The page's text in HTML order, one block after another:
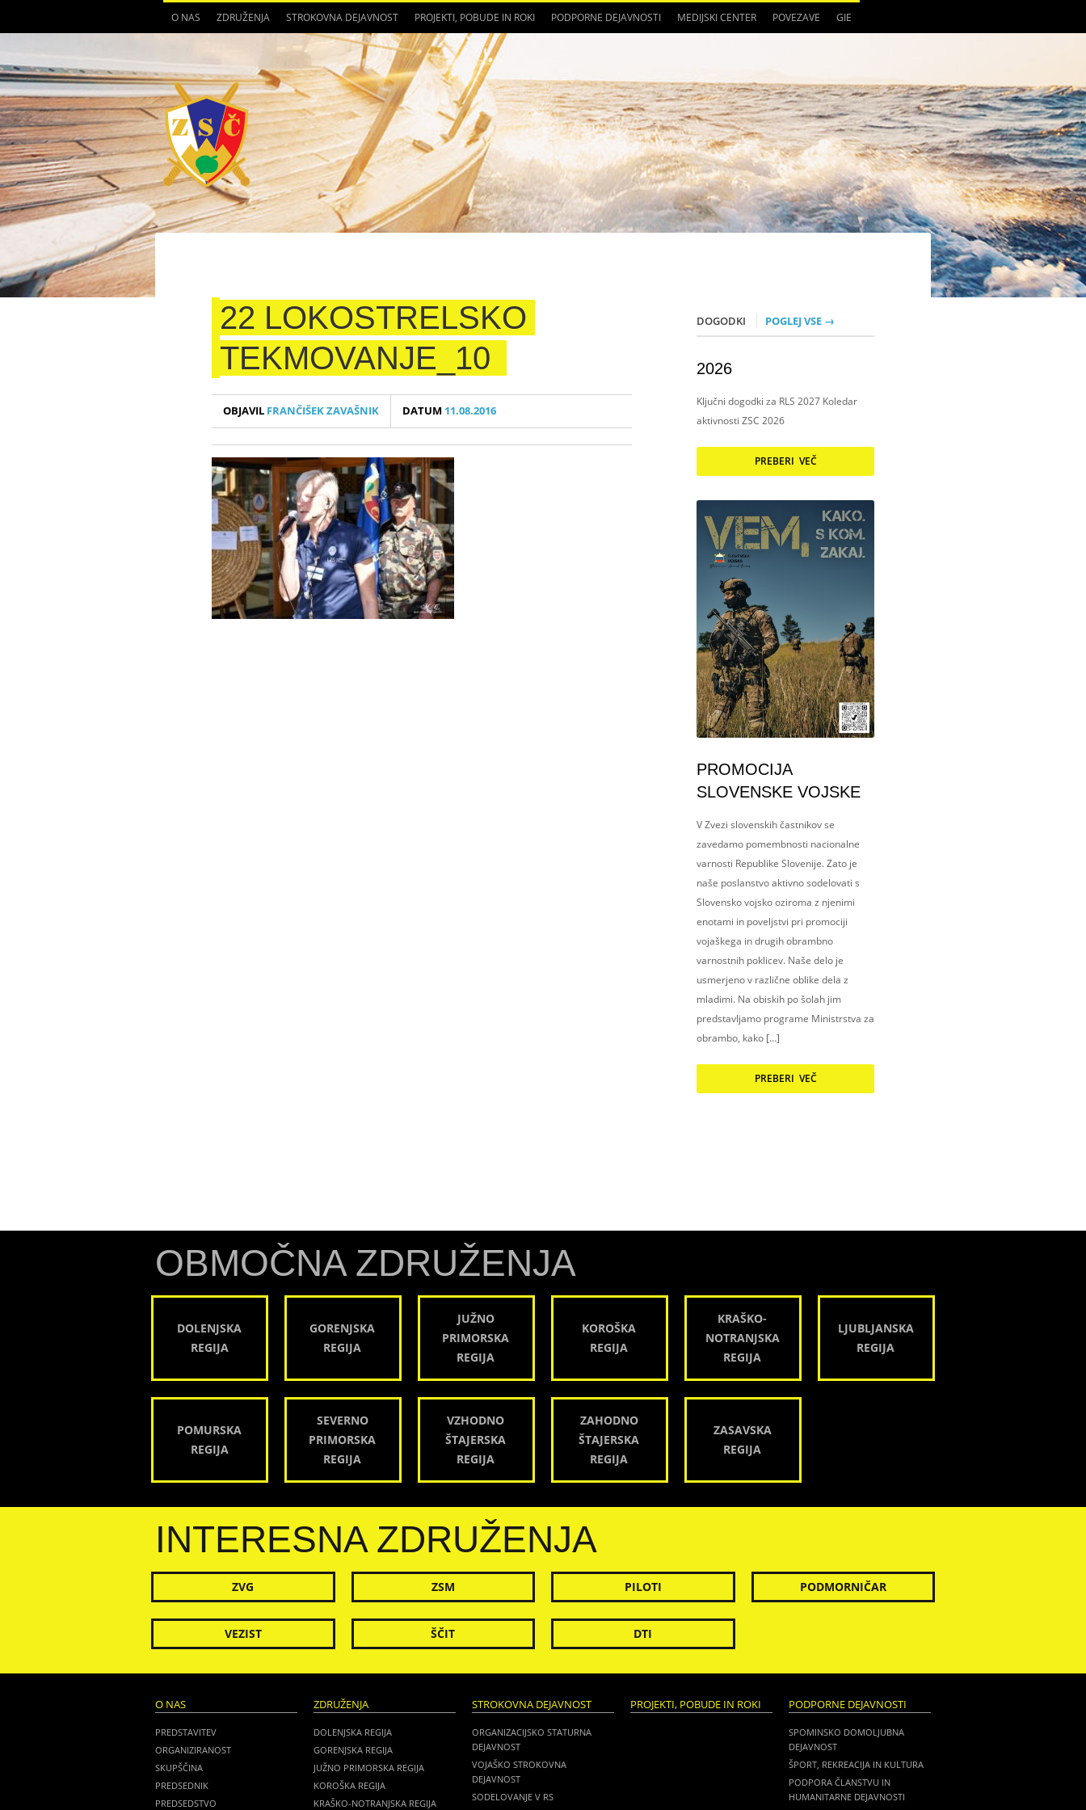
O NAS ZDRUŽENJA STROKOVNA DEJAVNOST PROJEKTI, POBUDE IN ROKI PODPORNE DEJAVNOSTI MEDIJSKI CENTER POVEZAVE GIE
22 LOKOSTRELSKO
TEKMOVANJE_10
OBJAVIL FRANČIŠEK ZAVAŠNIK DATUM 11.08.2016
DOGODKI POGLEJ VSE →
2026
Ključni dogodki za RLS 2027 Koledar
aktivnosti ZSC 2026
PREBERI VEČ
PROMOCIJA
SLOVENSKE VOJSKE
V Zvezi slovenskih častnikov se
zavedamo pomembnosti nacionalne
varnosti Republike Slovenije. Zato je
naše poslanstvo aktivno sodelovati s
Slovensko vojsko oziroma z njenimi
enotami in poveljstvi pri promociji
vojaškega in drugih obrambno
varnostnih poklicev. Naše delo je
usmerjeno v različne oblike dela z
mladimi. Na obiskih po šolah jim
predstavljamo programe Ministrstva za
obrambo, kako […]
PREBERI VEČ
OBMOČNA ZDRUŽENJA
DOLENJSKA
REGIJA
GORENJSKA
REGIJA
JUŽNO
PRIMORSKA
REGIJA
KOROŠKA
REGIJA
KRAŠKO-
NOTRANJSKA
REGIJA
LJUBLJANSKA
REGIJA
POMURSKA
REGIJA
SEVERNO
PRIMORSKA
REGIJA
VZHODNO
ŠTAJERSKA
REGIJA
ZAHODNO
ŠTAJERSKA
REGIJA
ZASAVSKA
REGIJA
INTERESNA ZDRUŽENJA
ZVG ZSM PILOTI PODMORNIČAR
VEZIST ŠČIT DTI
O NAS
PREDSTAVITEV
ORGANIZIRANOST
SKUPŠČINA
PREDSEDNIK
PREDSEDSTVO
ZDRUŽENJA
DOLENJSKA REGIJA
GORENJSKA REGIJA
JUŽNO PRIMORSKA REGIJA
KOROŠKA REGIJA
KRAŠKO-NOTRANJSKA REGIJA
STROKOVNA DEJAVNOST
ORGANIZACIJSKO STATURNA
DEJAVNOST
VOJAŠKO STROKOVNA
DEJAVNOST
SODELOVANJE V RS
PROJEKTI, POBUDE IN ROKI PODPORNE DEJAVNOSTI
SPOMINSKO DOMOLJUBNA
DEJAVNOST
ŠPORT, REKREACIJA IN KULTURA
PODPORA ČLANSTVU IN
HUMANITARNE DEJAVNOSTI